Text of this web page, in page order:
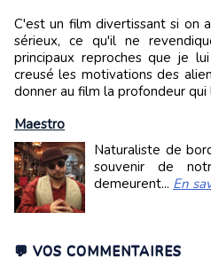
C'est un film divertissant si on
sérieux, ce qu'il ne
principaux reproches que je
creusé les motivations des
donner au film la profondeur qui
Maestro
Naturaliste de
souvenir de
demeurent... En
💬 VOS COMMENTAIRES